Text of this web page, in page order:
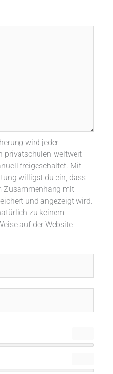
wird jeder
privatschulen-weltweit
freigeschaltet. Mit
willigst du ein, dass
Zusammenhang mit
und angezeigt wird.
zu keinem
auf der Website